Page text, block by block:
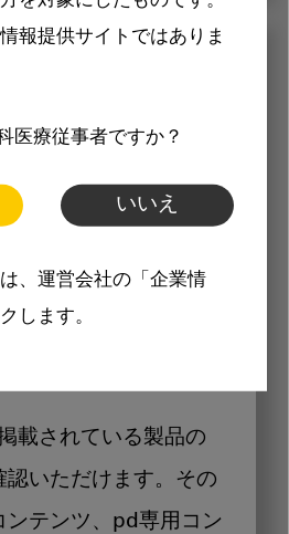
報提供サイトではありま
医療従事者ですか？
いいえ
、運営会社の「企業情
します。
掲載されている
も閲覧可能
載されている製品の
認いただけます。その
ンテンツ、pd専用コン